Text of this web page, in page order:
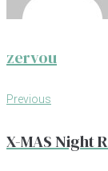
zervou
Πλοήγηση
Previous
Previous
X-MAS Night